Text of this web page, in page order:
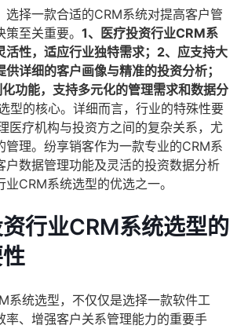
选择一款合适的CRM系统对提高客户管
至关重要。 1、医疗投资行业CRM系
活性，适应行业独特需求；2、应支持大
详细的客户画像与精准的投资分析；
功能，支持多元化的管理需求和数据分
型的核心。详细而言，行业的特殊性要
医疗机构与投资方之间的复杂关系，尤
管理。纷享销客作为一款专业的CRM系
户数据管理功能及灵活的投资数据分析
CRM系统选型的优选之一。
行业CRM系统选型的
系统选型，不仅仅是选择一款软件工
率、增强客户关系管理能力的重要手